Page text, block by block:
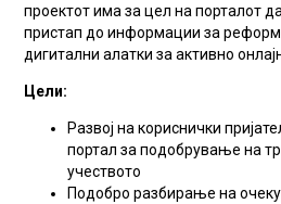
проектот има за цел на порталот
пристап до информации за
дигитални алатки за активно
Цели:
Развој на кориснички
портал за подобрување на
учеството
Подобро разбирање на